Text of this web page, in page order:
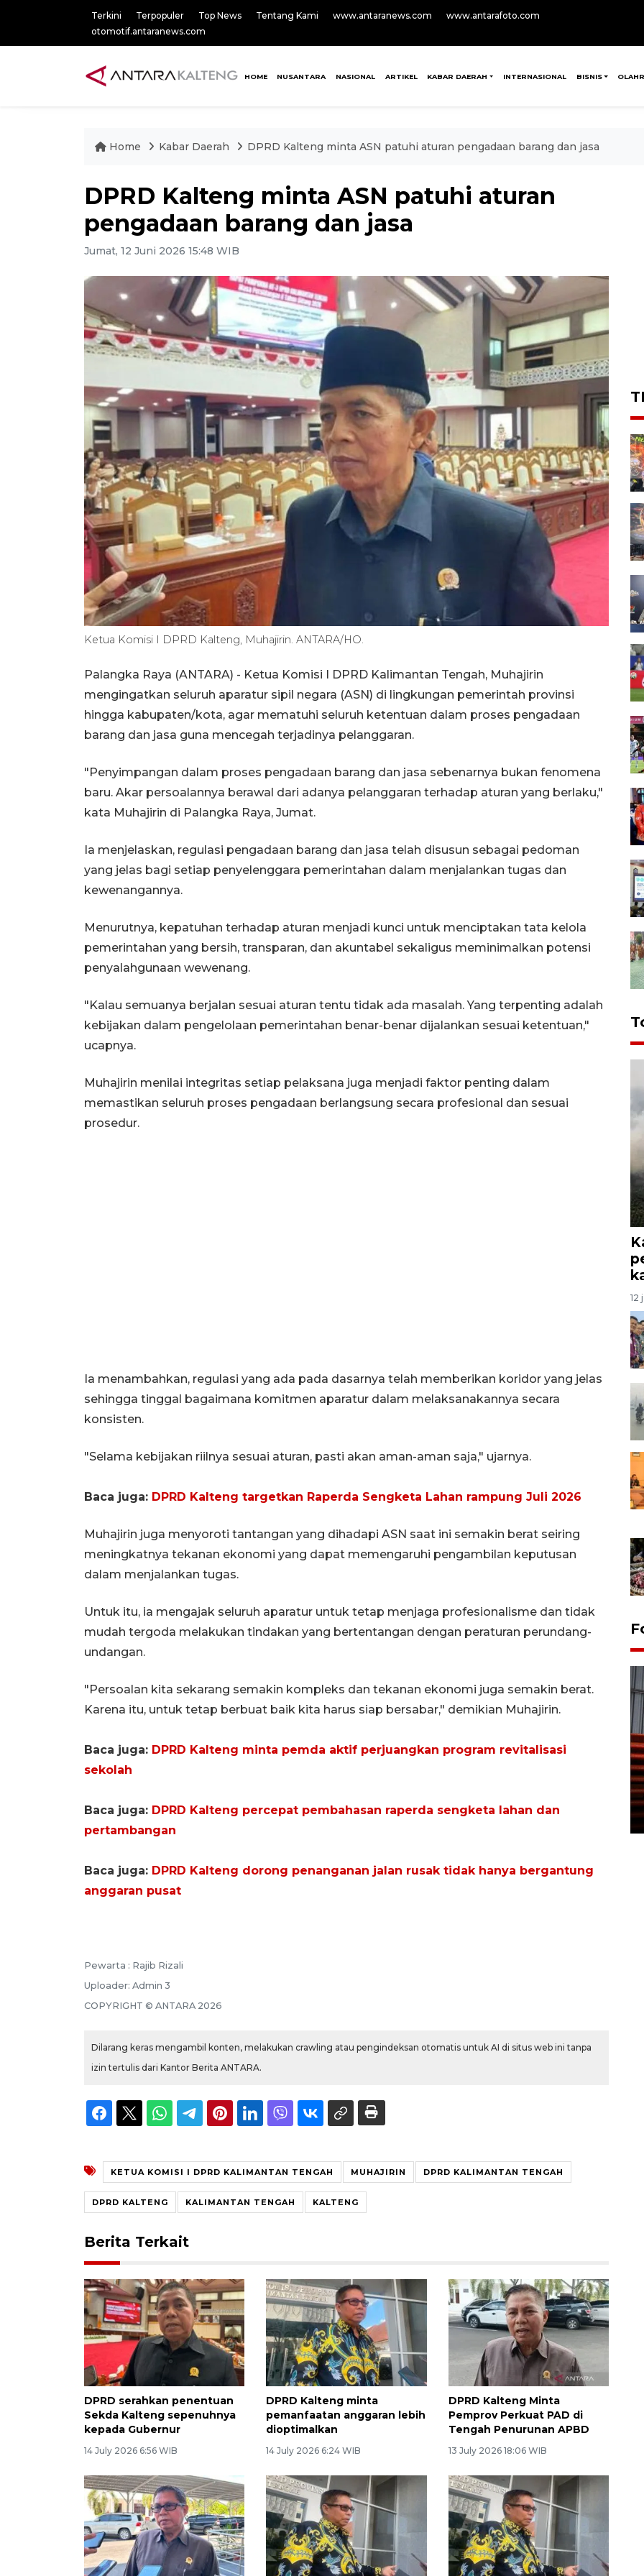
Terkini Terpopuler Top News Tentang Kami www.antaranews.com
www.antarafoto.com
otomotif.antaranews.com
HOME NUSANTARA NASIONAL ARTIKEL KABAR DAERAH INTERNASIONAL BISNIS
Home Kabar Daerah DPRD Kalteng minta ASN patuhi aturan pengadaan barang dan jasa
DPRD Kalteng minta ASN patuhi aturan
pengadaan barang dan jasa
Jumat, 12 Juni 2026 15:48 WIB
Ketua Komisi I DPRD Kalteng, Muhajirin. ANTARA/HO.
Palangka Raya (ANTARA) - Ketua Komisi I DPRD Kalimantan Tengah, Muhajirin
mengingatkan seluruh aparatur sipil negara (ASN) di lingkungan pemerintah provinsi
hingga kabupaten/kota, agar mematuhi seluruh ketentuan dalam proses pengadaan
barang dan jasa guna mencegah terjadinya pelanggaran.
"Penyimpangan dalam proses pengadaan barang dan jasa sebenarnya bukan fenomena
baru. Akar persoalannya berawal dari adanya pelanggaran terhadap aturan yang berlaku,"
kata Muhajirin di Palangka Raya, Jumat.
Ia menjelaskan, regulasi pengadaan barang dan jasa telah disusun sebagai pedoman
yang jelas bagi setiap penyelenggara pemerintahan dalam menjalankan tugas dan
kewenangannya.
Menurutnya, kepatuhan terhadap aturan menjadi kunci untuk menciptakan tata kelola
pemerintahan yang bersih, transparan, dan akuntabel sekaligus meminimalkan potensi
penyalahgunaan wewenang.
"Kalau semuanya berjalan sesuai aturan tentu tidak ada masalah. Yang terpenting adalah
kebijakan dalam pengelolaan pemerintahan benar-benar dijalankan sesuai ketentuan,"
ucapnya.
Muhajirin menilai integritas setiap pelaksana juga menjadi faktor penting dalam
memastikan seluruh proses pengadaan berlangsung secara profesional dan sesuai
prosedur.
Ia menambahkan, regulasi yang ada pada dasarnya telah memberikan koridor yang jelas
sehingga tinggal bagaimana komitmen aparatur dalam melaksanakannya secara
konsisten.
"Selama kebijakan riilnya sesuai aturan, pasti akan aman-aman saja," ujarnya.
Baca juga: DPRD Kalteng targetkan Raperda Sengketa Lahan rampung Juli 2026
Muhajirin juga menyoroti tantangan yang dihadapi ASN saat ini semakin berat seiring
meningkatnya tekanan ekonomi yang dapat memengaruhi pengambilan keputusan
dalam menjalankan tugas.
Untuk itu, ia mengajak seluruh aparatur untuk tetap menjaga profesionalisme dan tidak
mudah tergoda melakukan tindakan yang bertentangan dengan peraturan perundang-
undangan.
"Persoalan kita sekarang semakin kompleks dan tekanan ekonomi juga semakin berat.
Karena itu, untuk tetap berbuat baik kita harus siap bersabar," demikian Muhajirin.
Baca juga: DPRD Kalteng minta pemda aktif perjuangkan program revitalisasi
sekolah
Baca juga: DPRD Kalteng percepat pembahasan raperda sengketa lahan dan
pertambangan
Baca juga: DPRD Kalteng dorong penanganan jalan rusak tidak hanya bergantung
anggaran pusat
Pewarta : Rajib Rizali
Uploader: Admin 3
COPYRIGHT © ANTARA 2026
Dilarang keras mengambil konten, melakukan crawling atau pengindeksan otomatis untuk AI di situs web ini tanpa
izin tertulis dari Kantor Berita ANTARA.
KETUA KOMISI I DPRD KALIMANTAN TENGAH MUHAJIRIN DPRD KALIMANTAN TENGAH
DPRD KALTENG KALIMANTAN TENGAH KALTENG
Berita Terkait
DPRD serahkan penentuan
Sekda Kalteng sepenuhnya
kepada Gubernur
14 July 2026 6:56 WIB
DPRD Kalteng minta
pemanfaatan anggaran lebih
dioptimalkan
14 July 2026 6:24 WIB
DPRD Kalteng Minta
Pemprov Perkuat PAD di
Tengah Penurunan APBD
13 July 2026 18:06 WIB
12
22 July 2026 17:18 WIB